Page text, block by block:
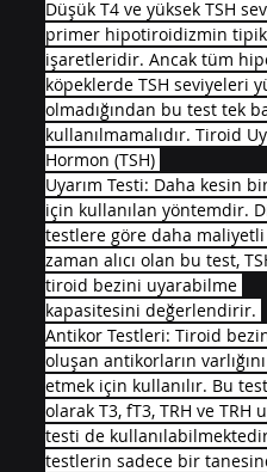
Düşük T4 ve yüksek TSH
primer hipotiroidizmin tipik
işaretleridir. Ancak tüm
köpeklerde TSH seviyeleri
olmadığından bu test tek
kullanılmamalıdır. Tiroid
Hormon (TSH)
Uyarım Testi: Daha kesin
için kullanılan yöntemdir.
testlere göre daha maliyetli
zaman alıcı olan bu test,
tiroid bezini uyarabilme
kapasitesini değerlendirir.
Antikor Testleri: Tiroid
oluşan antikorların
etmek için kullanılır. Bu
olarak T3, fT3, TRH ve TRH
testi de
testlerin sadece bir